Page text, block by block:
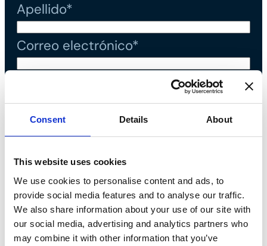
Consent Details About
This website uses cookies
We use cookies to personalise content and ads, to
provide social media features and to analyse our traffic.
We also share information about your use of our site with
our social media, advertising and analytics partners who
may combine it with other information that you’ve
Apellido*
Correo electrónico*
Mensaje*
Declaro que he leído la
de privacidady acepto el tratamiento
de datos personales*